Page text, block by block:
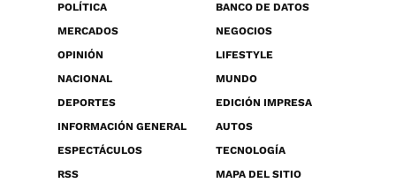
POLÍTICA
BANCO DE DATOS
MERCADOS
NEGOCIOS
OPINIÓN
LIFESTYLE
NACIONAL
MUNDO
DEPORTES
EDICIÓN IMPRESA
INFORMACIÓN GENERAL
AUTOS
ESPECTÁCULOS
TECNOLOGÍA
RSS
MAPA DEL SITIO